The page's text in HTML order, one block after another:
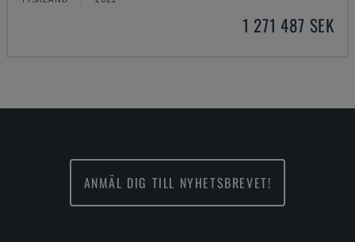
1 271 487 SEK
ANMÄL DIG TILL NYHETSBREVET!